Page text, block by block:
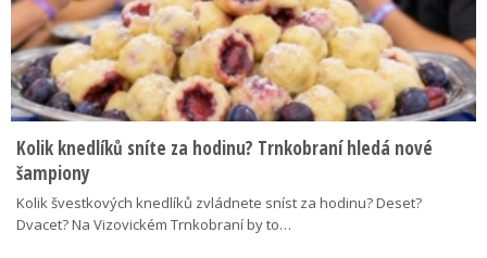
Kolik knedlíků sníte za hodinu? Trnkobraní hledá nové
šampiony
Kolik švestkových knedlíků zvládnete sníst za hodinu? Deset?
Dvacet? Na Vizovickém Trnkobraní by to…